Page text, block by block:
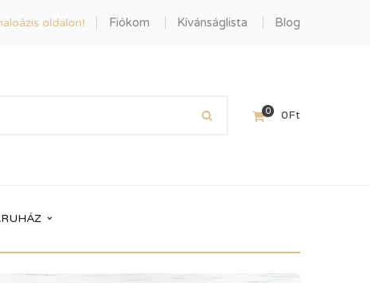
oldalon! Fiókom Kívánságlista Blog
0 0Ft